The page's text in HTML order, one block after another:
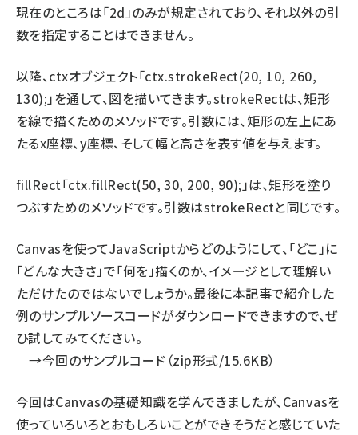
現在のところは「2d」のみが規定されており、それ以外の引
数を指定することはできません。
以降、ctxオブジェクト「ctx.strokeRect(20, 10, 260,
130);」を通して、図を描いてきます。strokeRectは、矩形
を線で描くためのメソッドです。引数には、矩形の左上にあ
たるx座標、y座標、そして幅と高さを表す値を与えます。
fillRect「ctx.fillRect(50, 30, 200, 90);」は、矩形を塗り
つぶすためのメソッドです。引数はstrokeRectと同じです。
Canvasを使ってJavaScriptからどのようにして、「どこ」に
「どんな大きさ」で「何を」描くのか、イメージとして理解い
ただけたのではないでしょうか。最後に本記事で紹介した
例のサンプルソースコードがダウンロードできますので、ぜ
ひ試してみてください。
→今回のサンプルコード（zip形式/15.6KB）
今回はCanvasの基礎知識を学んできましたが、Canvasを
使っていろいろとおもしろいことができそうだと感じていた